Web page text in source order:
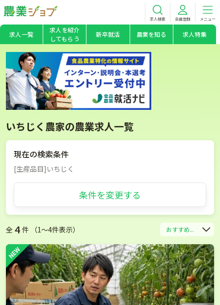
求人検索 会員登録 メニュー
求人一覧
求人を紹介
してもらう
新卒就活 農業を知る 求人特集
いちじく農家の農業求人一覧
現在の検索条件
[生産品目]いちじく
条件を変更する
全 4 件 （1〜4件表示） おすすめ...
NEW